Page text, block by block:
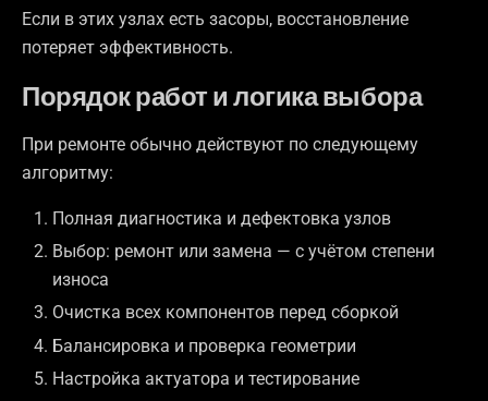
Если в этих узлах есть засоры, восстановление
потеряет эффективность.
Порядок работ и логика выбора
При ремонте обычно действуют по следующему
алгоритму:
Полная диагностика и дефектовка узлов
Выбор: ремонт или замена — с учётом степени
износа
Очистка всех компонентов перед сборкой
Балансировка и проверка геометрии
Настройка актуатора и тестирование